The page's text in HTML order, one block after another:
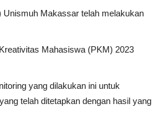
Unismuh Makassar telah melakukan
Mahasiswa (PKM) 2023
yang dilakukan ini untuk
telah ditetapkan dengan hasil yang